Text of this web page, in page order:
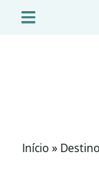
Início »